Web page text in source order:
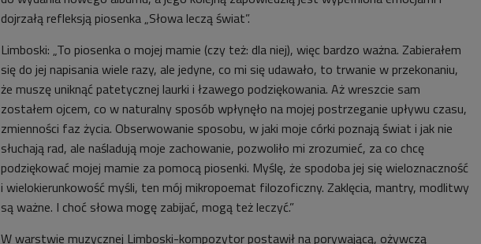
dojrzałą refleksją piosenka „Słowa leczą świat”.
Limboski: „To piosenka o mojej mamie (czy też: dla niej), więc bardzo ważna. Zabierałem
się do jej napisania wiele razy, ale jedyne, co mi się udawało, to trwanie w przekonaniu,
że muszę uniknąć patetycznej laurki i łzawego podziękowania. Aż wreszcie sam
zostałem ojcem, co w naturalny sposób wpłynęło na mojej postrzeganie upływu czasu,
zmienności faz życia. Obserwowanie sposobu, w jaki moje córki poznają świat i jak nie
słuchają rad, ale naśladują moje zachowanie, pozwoliło mi zrozumieć, za co chcę
podziękować mojej mamie za pomocą piosenki. Myślę, że spodoba jej się wieloznaczność
i wielokierunkowość myśli, ten mój mikropoemat filozoficzny. Zaklęcia, mantry, modlitwy
są ważne. I choć słowa mogę zabijać, mogą też leczyć.”
W warstwie muzycznej Limboski-kompozytor postawił na porywającą, ożywczą